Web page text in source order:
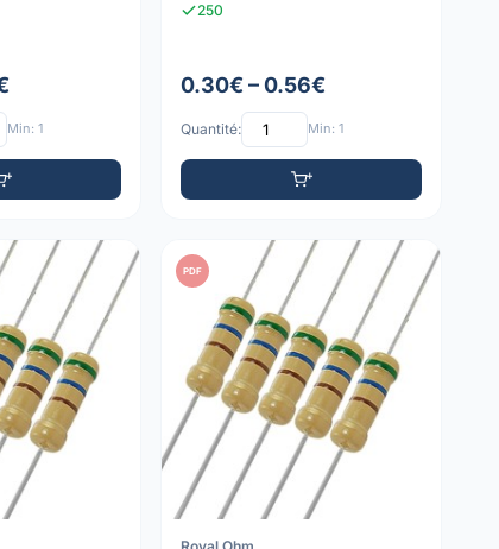
Min: 1
250
0.30€ – 0.56€
Quantité: Min: 1
PDF